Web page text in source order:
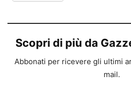
Scopri di più da
Abbonati per ricevere gli ultimi
mail.